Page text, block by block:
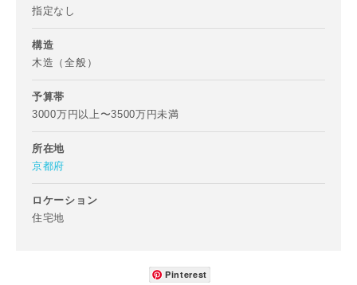
指定なし
構造
木造（全般）
予算帯
3000万円以上〜3500万円未満
所在地
京都府
ロケーション
住宅地
Pinterest
お名前